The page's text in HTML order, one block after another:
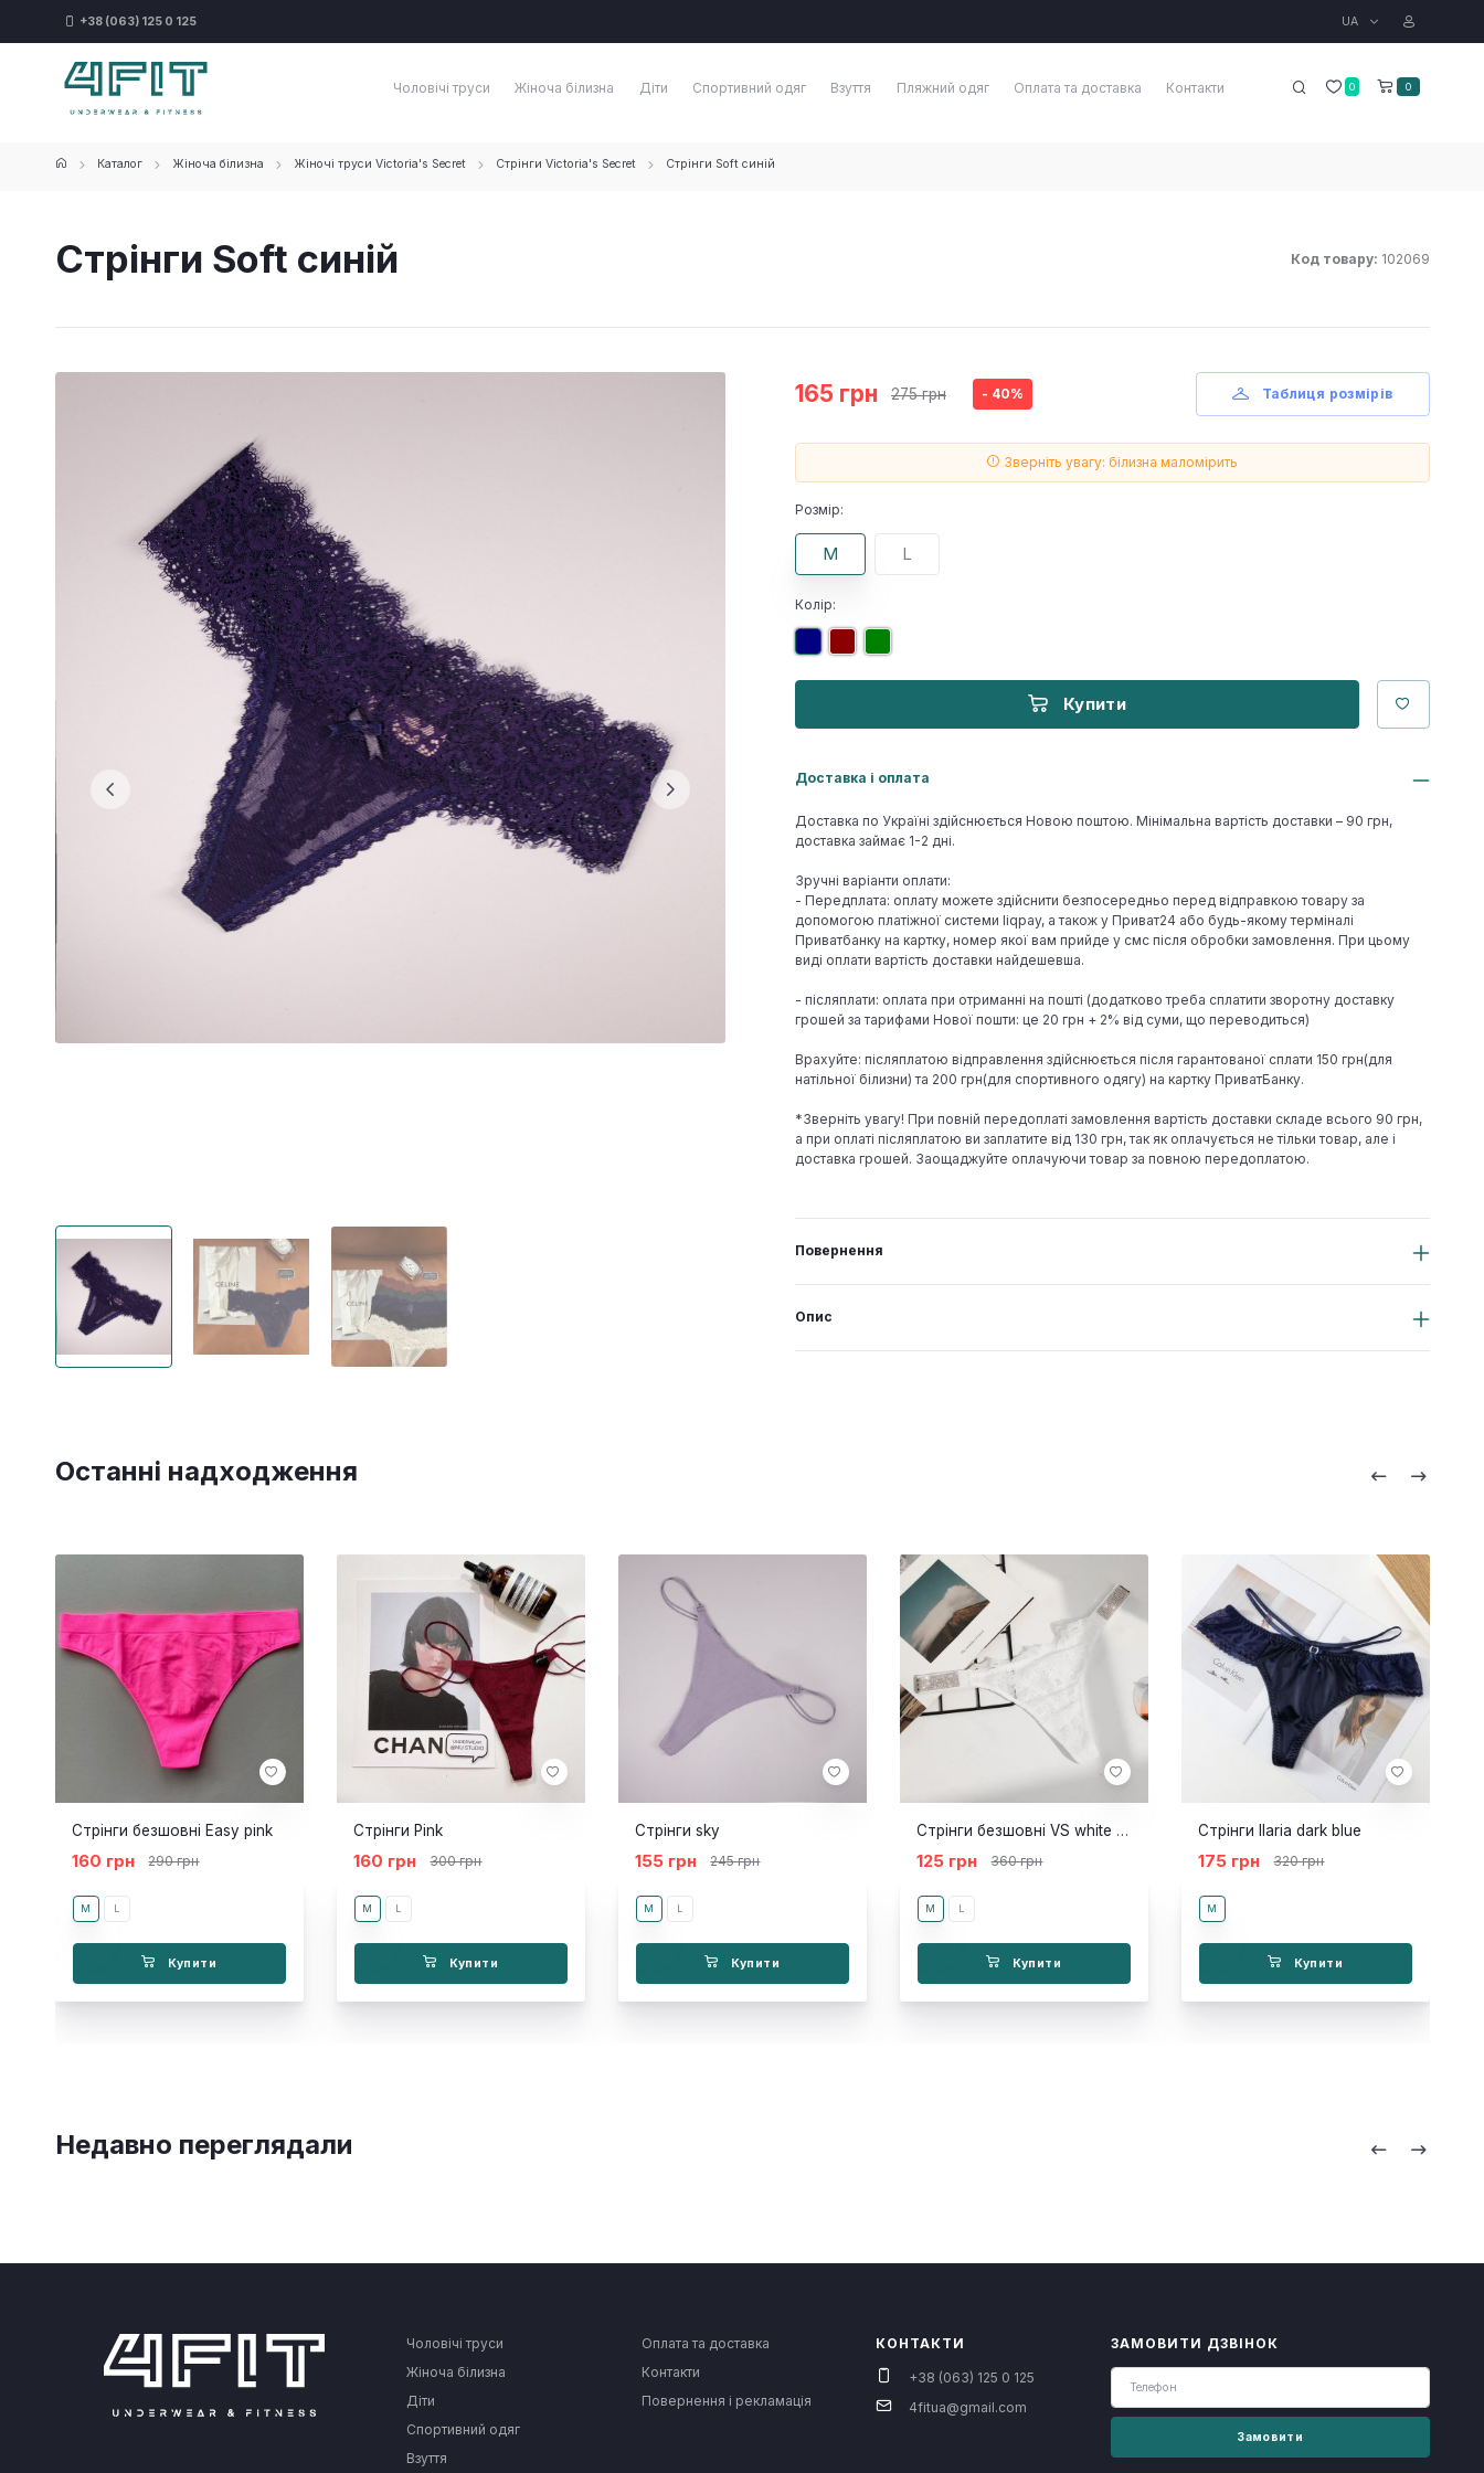
+38 (063) 125 0 125 UA
0 0
Чоловічі труси Жіноча білизна Діти Спортивний одяг Взуття Пляжний одяг Оплата та доставка Контакти
Каталог Жіноча білизна Жіночі труси Victoria's Secret Стрінги Victoria's Secret Стрінги Soft синій
Стрінги Soft синій Код товару: 102069
165 грн 275 грн - 40% Таблиця розмірів
Зверніть увагу: білизна маломірить
Розмір:
M L
Колір:
Купити
Доставка і оплата
Доставка по Україні здійснюється Новою поштою. Мінімальна вартість доставки – 90 грн,
доставка займає 1-2 дні.
Зручні варіанти оплати:
- Передплата: оплату можете здійснити безпосередньо перед відправкою товару за
допомогою платіжної системи liqpay, а також у Приват24 або будь-якому терміналі
Приватбанку на картку, номер якої вам прийде у смс після обробки замовлення. При цьому
виді оплати вартість доставки найдешевша.
- післяплати: оплата при отриманні на пошті (додатково треба сплатити зворотну доставку
грошей за тарифами Нової пошти: це 20 грн + 2% від суми, що переводиться)
Врахуйте: післяплатою відправлення здійснюється після гарантованої сплати 150 грн(для
натільної білизни) та 200 грн(для спортивного одягу) на картку ПриватБанку.
*Зверніть увагу! При повній передоплаті замовлення вартість доставки складе всього 90 грн,
а при оплаті післяплатою ви заплатите від 130 грн, так як оплачується не тільки товар, але і
доставка грошей. Заощаджуйте оплачуючи товар за повною передоплатою.
Повернення
Опис
Останні надходження
Стрінги безшовні Easy pink
160 грн 290 грн
M L
Купити
Стрінги Pink
160 грн 300 грн
M L
Купити
Стрінги sky
155 грн 245 грн
M L
Купити
Стрінги безшовні VS white lace
125 грн 360 грн
M L
Купити
Стрінги Ilaria dark blue
175 грн 320 грн
M
Купити
Недавно переглядали
Чоловічі труси
Жіноча білизна
Діти
Спортивний одяг
Взуття
Оплата та доставка
Контакти
Повернення і рекламація
КОНТАКТИ
+38 (063) 125 0 125
4fitua@gmail.com
ЗАМОВИТИ ДЗВІНОК
Замовити